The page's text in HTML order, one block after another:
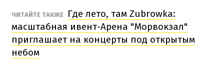
ЧИТАЙТЕ ТАКЖЕ
Где лето, там Zubrowka:
масштабная ивент-Арена "Морвокзал"
приглашает на концерты под открытым
небом